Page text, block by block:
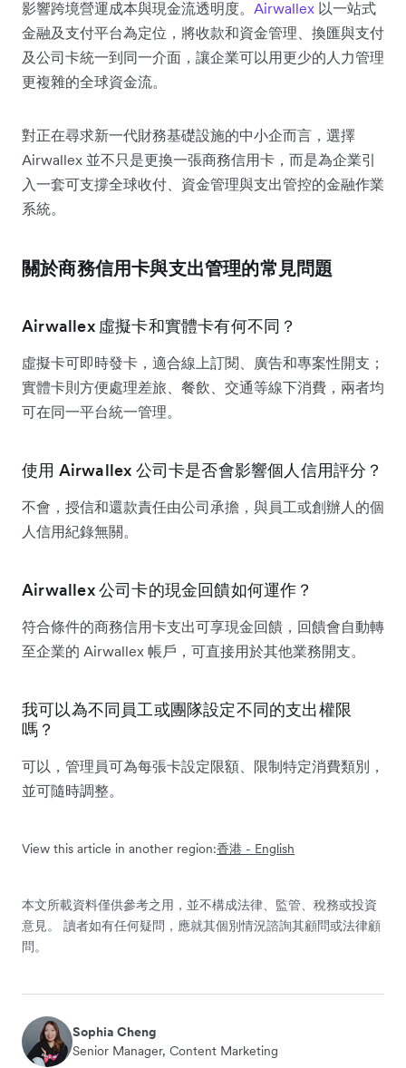
影響跨境營運成本與現金流透明度。 Airwallex 以一站式
金融及支付平台為定位，將收款和資金管理、換匯與支付
及公司卡統一到同一介面，讓企業可以用更少的人力管理
更複雜的全球資金流。
對正在尋求新一代財務基礎設施的中小企而言，選擇
Airwallex 並不只是更換一張商務信用卡，而是為企業引
入一套可支撐全球收付、資金管理與支出管控的金融作業
系統。
關於商務信用卡與支出管理的常見問題
Airwallex 虛擬卡和實體卡有何不同？
虛擬卡可即時發卡，適合線上訂閱、廣告和專案性開支；
實體卡則方便處理差旅、餐飲、交通等線下消費，兩者均
可在同一平台統一管理。
使用 Airwallex 公司卡是否會影響個人信用評分？
不會，授信和還款責任由公司承擔，與員工或創辦人的個
人信用紀錄無關。
Airwallex 公司卡的現金回饋如何運作？
符合條件的商務信用卡支出可享現金回饋，回饋會自動轉
至企業的 Airwallex 帳戶，可直接用於其他業務開支。
我可以為不同員工或團隊設定不同的支出權限
嗎？
可以，管理員可為每張卡設定限額、限制特定消費類別，
並可隨時調整。
View this article in another region:香港 - English
本文所載資料僅供參考之用，並不構成法律、監管、稅務或投資
意見。 讀者如有任何疑問，應就其個別情況諮詢其顧問或法律顧
問。
Sophia Cheng
Senior Manager, Content Marketing